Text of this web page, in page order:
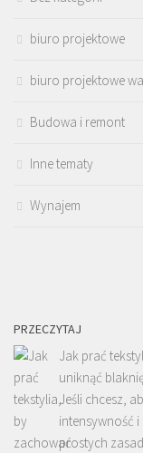
biuro projektowe
biuro projektowe
Budowa i remont
Inne tematy
Wynajem
PRZECZYTAJ
Jak prać
uniknąć
Jeśli chcesz,
intensywność i
prostych